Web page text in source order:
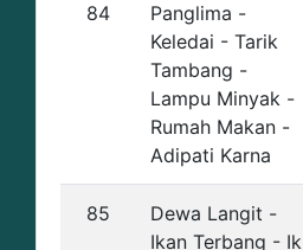
84
Panglima -
Keledai - Tarik
Tambang -
Lampu Minyak -
Rumah Makan -
Adipati Karna
85
Dewa Langit -
Ikan Terbang - Ik